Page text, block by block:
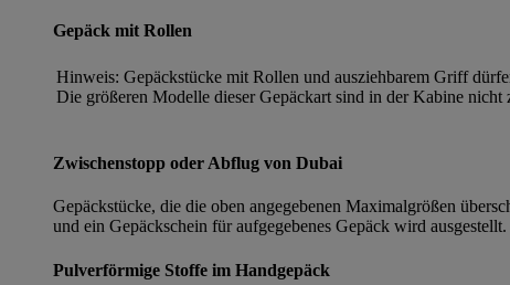
Gepäck mit Rollen
Hinweis: Gepäckstücke mit Rollen und ausziehbarem Griff
Die größeren Modelle dieser Gepäckart sind in der Kabine nicht
Zwischenstopp oder Abflug von Dubai
Gepäckstücke, die die oben angegebenen Maximalgrößen
und ein Gepäckschein für aufgegebenes Gepäck wird
Pulverförmige Stoffe im Handgepäck